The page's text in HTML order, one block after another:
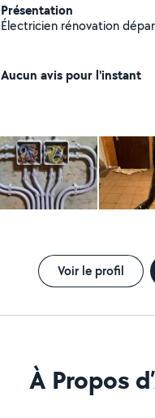
Présentation
Électricien rénovation
Aucun avis pour l'instant
Voir le profil
À Propos